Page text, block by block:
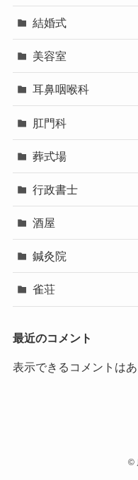
結婚式
美容室
耳鼻咽喉科
肛門科
葬式場
行政書士
酒屋
鍼灸院
雀荘
最近のコメント
表示できるコメントはあ
©